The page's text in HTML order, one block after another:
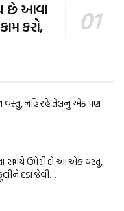
છે આવા
કરો,
વસ્તુ, નહિ રહે તેલનું એક પણ
સમયે ઉમેરી દો આ એક વસ્તુ,
દડા જેવી…